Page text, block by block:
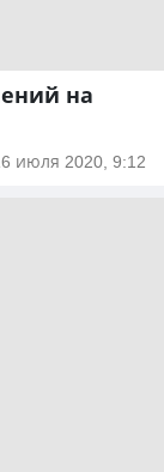
на
июля 2020, 9:12